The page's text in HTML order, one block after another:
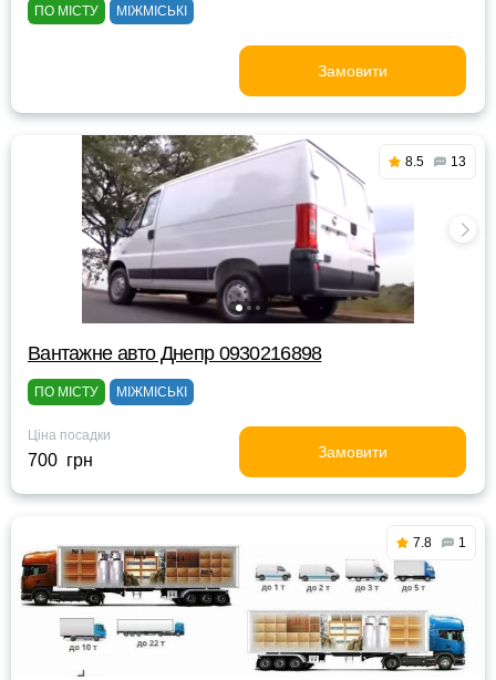
ПО МІСТУ МІЖМІСЬКІ
Замовити
8.5 13
Вантажне авто Днепр 0930216898
ПО МІСТУ МІЖМІСЬКІ
Ціна посадки
700 грн Замовити
7.8 1